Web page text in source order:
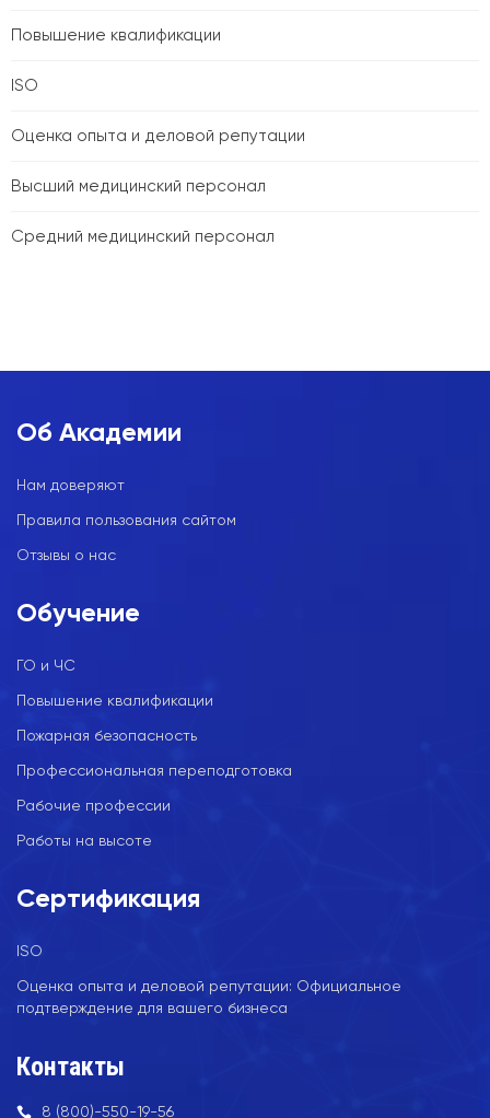
Повышение квалификации
ISO
Оценка опыта и деловой репутации
Высший медицинский персонал
Средний медицинский персонал
Об Академии
Нам доверяют
Правила пользования сайтом
Отзывы о нас
Обучение
ГО и ЧС
Повышение квалификации
Пожарная безопасность
Профессиональная переподготовка
Рабочие профессии
Работы на высоте
Сертификация
ISO
Оценка опыта и деловой репутации: Официальное
подтверждение для вашего бизнеса
Контакты
8 (800)-550-19-56